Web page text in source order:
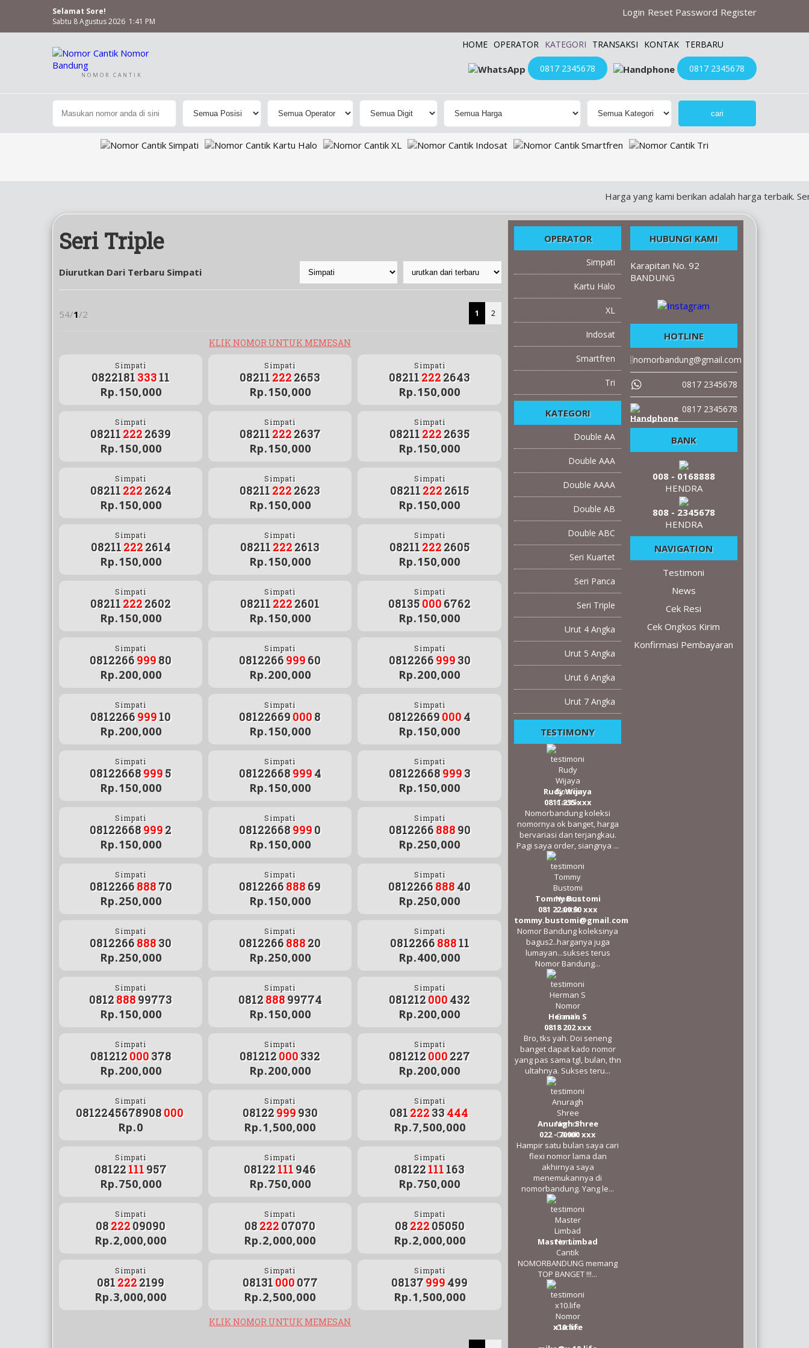
Selamat Sore!
Sabtu 8 Agustus 2026 1:41 PM
Login Reset Password Register
NOMOR CANTIK
HOME OPERATOR KATEGORI TRANSAKSI KONTAK TERBARU
0817 2345678 0817 2345678
Harga yang kami berikan adalah harga terbaik.
Seri Triple
Diurutkan Dari Terbaru Simpati
54/1/2 1 2
KLIK NOMOR UNTUK MEMESAN
Simpati
0822181 33311
Rp.150,000
Simpati
08211 2222653
Rp.150,000
Simpati
08211 2222643
Rp.150,000
Simpati
08211 2222639
Rp.150,000
Simpati
08211 2222637
Rp.150,000
Simpati
08211 2222635
Rp.150,000
Simpati
08211 2222624
Rp.150,000
Simpati
08211 2222623
Rp.150,000
Simpati
08211 2222615
Rp.150,000
Simpati
08211 2222614
Rp.150,000
Simpati
08211 2222613
Rp.150,000
Simpati
08211 2222605
Rp.150,000
Simpati
08211 2222602
Rp.150,000
Simpati
08211 2222601
Rp.150,000
Simpati
081350006762
Rp.150,000
Simpati
081226699980
Rp.200,000
Simpati
081226699960
Rp.200,000
Simpati
081226699930
Rp.200,000
Simpati
081226699910
Rp.200,000
Simpati
081226690008
Rp.150,000
Simpati
081226690004
Rp.150,000
Simpati
081226689995
Rp.150,000
Simpati
081226689994
Rp.150,000
Simpati
081226689993
Rp.150,000
Simpati
081226689992
Rp.150,000
Simpati
081226689990
Rp.150,000
Simpati
081226688890
Rp.250,000
Simpati
081226688870
Rp.250,000
Simpati
081226688869
Rp.150,000
Simpati
081226688840
Rp.250,000
Simpati
081226688830
Rp.250,000
Simpati
081226688820
Rp.250,000
Simpati
081226688811
Rp.400,000
Simpati
081288899773
Rp.150,000
Simpati
081288899774
Rp.150,000
Simpati
081212000432
Rp.200,000
Simpati
081212000378
Rp.200,000
Simpati
081212000332
Rp.200,000
Simpati
081212000227
Rp.200,000
Simpati
0812245678908000
Rp.0
Simpati
08122999930
Rp.1,500,000
Simpati
081 22233444
Rp.7,500,000
Simpati
08122111 957
Rp.750,000
Simpati
08122111 946
Rp.750,000
Simpati
08122111 163
Rp.750,000
Simpati
0822209090
Rp.2,000,000
Simpati
0822207070
Rp.2,000,000
Simpati
0822205050
Rp.2,000,000
Simpati
081 2222199
Rp.3,000,000
Simpati
08131 000077
Rp.2,500,000
Simpati
08137999499
Rp.1,500,000
KLIK NOMOR UNTUK MEMESAN
OPERATOR
Simpati
Kartu Halo
XL
Indosat
Smartfren
Tri
KATEGORI
Double AA
Double AAA
Double AAAA
Double AB
Double ABC
Seri Kuartet
Seri Panca
Seri Triple
Urut 4 Angka
Urut 5 Angka
Urut 6 Angka
Urut 7 Angka
TESTIMONY
Rudy Wijaya
0811 235 xxx
Nomorbandung koleksi
nomornya ok banget, harga
bervariasi dan terjangkau.
Pagi saya order, siangnya ...
Tommy Bustomi
081 22 00 90 xxx
tommy.bustomi@gmail.com
Nomor Bandung koleksinya
bagus2..harganya juga
lumayan...sukses terus
Nomor Bandung...
Herman S
0818 202 xxx
Bro, tks yah. Doi seneng
banget dapat kado nomor
yang pas sama tgl, bulan, thn
ultahnya. Sukses teru...
Anuragh Shree
022 - 70000 xxx
Hampir satu bulan saya cari
flexi nomor lama dan
akhirnya saya
menemukannya di
nomorbandung. Yang le...
Master Limbad
NOMORBANDUNG memang
TOP BANGET !!!...
x10.life
HUBUNGI KAMI
Karapitan No. 92
BANDUNG
HOTLINE
nomorbandung@gmail.com
0817 2345678
0817 2345678
BANK
008 - 0168888
HENDRA
808 - 2345678
HENDRA
NAVIGATION
Testimoni
News
Cek Resi
Cek Ongkos Kirim
Konfirmasi Pembayaran